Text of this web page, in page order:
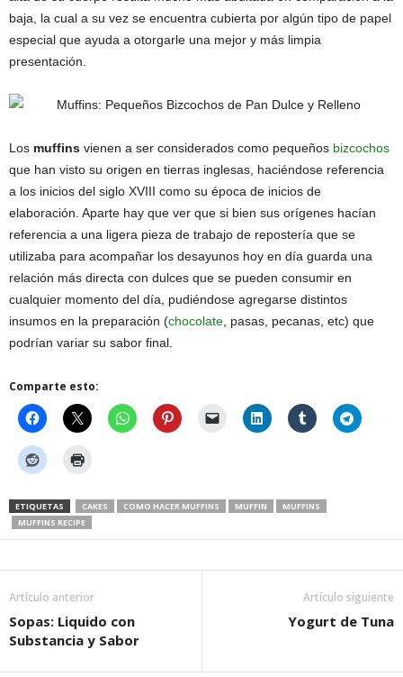
baja, la cual a su vez se encuentra cubierta por algún tipo de papel
especial que ayuda a otorgarle una mejor y más limpia
presentación.
Los muffins vienen a ser considerados como pequeños bizcochos
que han visto su origen en tierras inglesas, haciéndose referencia
a los inicios del siglo XVIII como su época de inicios de
elaboración. Aparte hay que ver que si bien sus orígenes hacían
referencia a una ligera pieza de trabajo de repostería que se
utilizaba para acompañar los desayunos hoy en día guarda una
relación más directa con dulces que se pueden consumir en
cualquier momento del día, pudiéndose agregarse distintos
insumos en la preparación (chocolate , pasas, pecanas, etc) que
podrían variar su sabor final.
Comparte esto:
ETIQUETAS CAKES COMO HACER MUFFINS MUFFIN
MUFFINS
MUFFINS RECIPE
Artículo anterior
Sopas: Liquido con
Substancia y Sabor
Artículo siguiente
Yogurt de Tuna